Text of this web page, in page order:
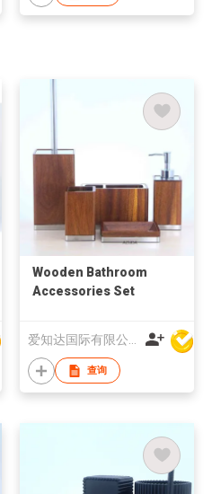
Wooden Bathroom
Accessories Set
爱知达国际有限公司
查询